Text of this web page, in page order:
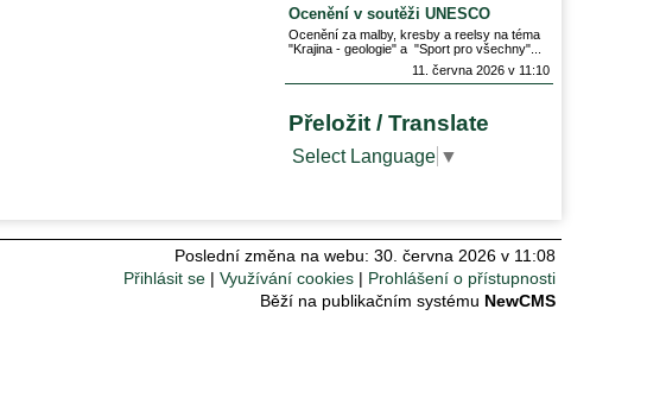
Ocenění v soutěži UNESCO
Ocenění za malby, kresby a reelsy na téma
"Krajina - geologie" a "Sport pro všechny"
11. června 2026 v 11:10
Přeložit / Translate
Select Language ▼
Poslední změna na webu: 30. června 2026 v 11:08
Přihlásit se
Využívání cookies
Prohlášení o přístupnosti
Běží na publikačním systému NewCMS